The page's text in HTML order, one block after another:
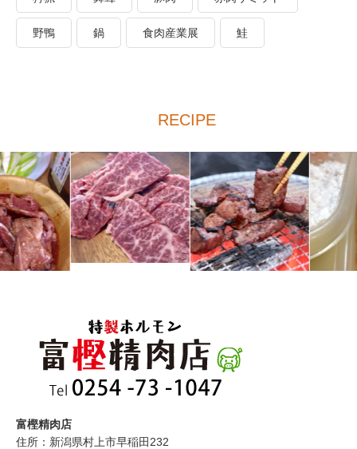
野鴨 鍋 食肉産業展 鮭
RECIPE
富樫精肉店
住所：新潟県村上市早稲田232